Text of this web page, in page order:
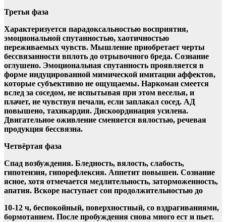
Третья фаза
Характеризуется парадоксальностью восприятия,
эмоциональной спутанностью, хаотичностью
переживаемых чувств. Мышление приобретает черты
бессвязанности вплоть до отрывочного бреда. Сознание
оглушено. Эмоциональная спутанность проявляется в
форме индуцированной мимической имитации аффектов,
которые субъективно не ощущаемы. Наркоман смеется
вслед за соседом, не испытывая при этом веселья, и
плачет, не чувствуя печали, если заплакал сосед. АД
повышено, тахикардия. Дискоординация усилена.
Двигательное оживление сменяется вялостью, речевая
продукция бессвязна.
Четвёртая фаза
Спад возбуждения. Бледность, вялость, слабость,
гипотензия, гипорефлексия. Аппетит повышен. Сознание
ясное, хотя отмечается медлительность, заторможенность,
апатия. Вскоре наступает сон продолжительностью до
10-12 ч, беспокойный, поверхностный, со вздрагиваниями,
бормотанием. После пробуждения снова много ест и пьет.